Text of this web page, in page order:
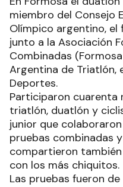
miembro del Consejo
Olímpico argentino, el
junto a la Asociación
Combinadas
Argentina de Triatlón,
Deportes.
Participaron cuarenta
triatlón, duatlón y
junior que
pruebas combinadas
compartieron
con los más chiquitos.
Las pruebas fueron